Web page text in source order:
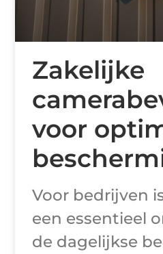
Zakelijke
voor
Voor bedrijven
een essentieel
de dagelijkse